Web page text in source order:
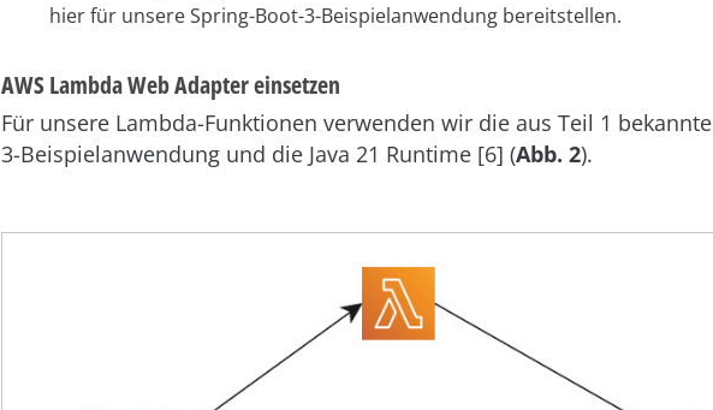
hier für unsere Spring-Boot-3-Beispielanwendung bereitstellen.
AWS Lambda Web Adapter einsetzen
Für unsere Lambda-Funktionen verwenden wir die aus Teil 1
3-Beispielanwendung und die Java 21 Runtime [6] (Abb. 2).